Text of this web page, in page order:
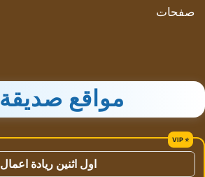
صفحات
مواقع صديقة
اول اثنين ريادة اعمال